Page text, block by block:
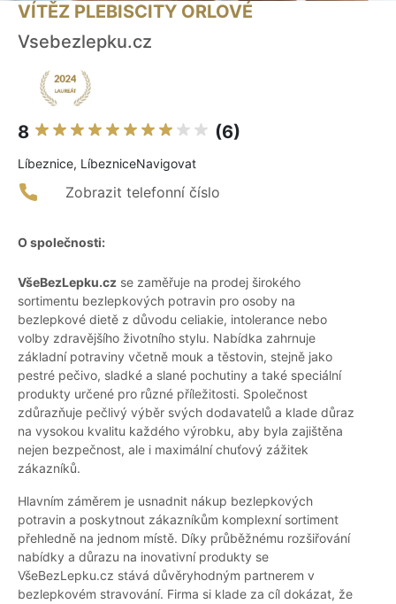
VÍTĚZ PLEBISCITY ORLOVÉ
Vsebezlepku.cz
8 (6)
Líbeznice, LíbezniceNavigovat
Zobrazit telefonní číslo
O společnosti:
VšeBezLepku.cz se zaměřuje na prodej širokého
sortimentu bezlepkových potravin pro osoby na
bezlepkové dietě z důvodu celiakie, intolerance nebo
volby zdravějšího životního stylu. Nabídka zahrnuje
základní potraviny včetně mouk a těstovin, stejně jako
pestré pečivo, sladké a slané pochutiny a také speciální
produkty určené pro různé příležitosti. Společnost
zdůrazňuje pečlivý výběr svých dodavatelů a klade důraz
na vysokou kvalitu každého výrobku, aby byla zajištěna
nejen bezpečnost, ale i maximální chuťový zážitek
zákazníků.
Hlavním záměrem je usnadnit nákup bezlepkových
potravin a poskytnout zákazníkům komplexní sortiment
přehledně na jednom místě. Díky průběžnému rozšiřování
nabídky a důrazu na inovativní produkty se
VšeBezLepku.cz stává důvěryhodným partnerem v
bezlepkovém stravování. Firma si klade za cíl dokázat, že